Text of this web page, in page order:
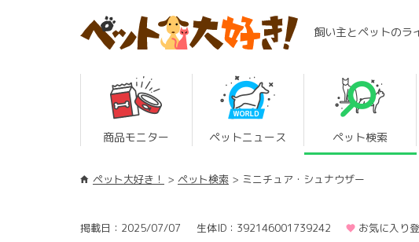
飼い主とペットのラ
商品モニター ペットニュース ペット検索
ペット大好き！ ペット検索 ミニチュア・シュナウザー
掲載日：2025/07/07 生体ID：392146001739242 お気に入り